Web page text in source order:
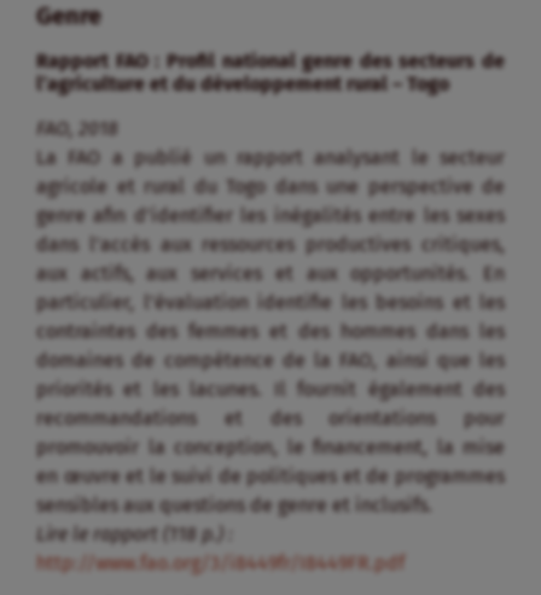
Genre
Rapport FAO : Profil national genre des secteurs de
l’agriculture et du développement rural – Togo
FAO, 2018
La FAO a publié un rapport analysant le secteur
agricole et rural du Togo dans une perspective de
genre afin d’identifier les inégalités entre les sexes
dans l’accès aux ressources productives critiques,
aux actifs, aux services et aux opportunités. En
particulier, l’évaluation identifie les besoins et les
contraintes des femmes et des hommes dans les
domaines de compétence de la FAO, ainsi que les
priorités et les lacunes. Il fournit également des
recommandations et des orientations pour
promouvoir la conception, le financement, la mise
en œuvre et le suivi de politiques et de programmes
sensibles aux questions de genre et inclusifs.
Lire le rapport (118 p.) :
http://www.fao.org/3/i8449fr/I8449FR.pdf